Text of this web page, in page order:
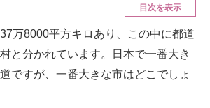
す
トレンド
目次を表示
万8000平方キロあり、この中に都道
と分かれています。日本で一番大き
ですが、一番大きな市はどこでしょ